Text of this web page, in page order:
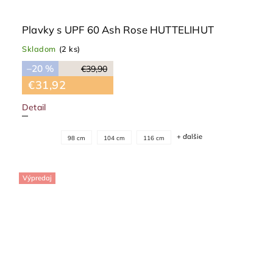
Plavky s UPF 60 Ash Rose HUTTELIHUT
Skladom (2 ks)
€39,90
–20 %
€31,92
Detail
98 cm 104 cm 116 cm + ďalšie
Výpredaj